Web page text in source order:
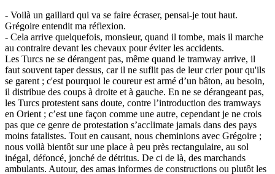
- Voilà un gaillard qui va se faire écraser, pensai-je tout haut.
Grégoire entendit ma réflexion.
- Cela arrive quelquefois, monsieur, quand il tombe, mais il marche
au contraire devant les chevaux pour éviter les accidents.
Les Turcs ne se dérangent pas, même quand le tramway arrive, il
faut souvent taper dessus, car il ne suflit pas de leur crier pour qu'ils
se garent ; c'est pourquoi le coureur est armé d’un bâton, au besoin,
il distribue des coups à droite et à gauche. En ne se dérangeant pas,
les Turcs protestent sans doute, contre l’introduction des tramways
en Orient ; c’est une façon comme une autre, cependant je ne crois
pas que ce genre de protestation s’acclimate jamais dans des pays
moins fatalistes. Tout en causant, nous cheminions avec Grégoire ;
nous voilà bientôt sur une place à peu près rectangulaire, au sol
inégal, défoncé, jonché de détritus. De ci de là, des marchands
ambulants. Autour, des amas informes de constructions ou plutôt les